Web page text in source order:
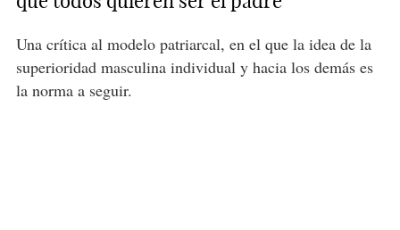
Una crítica al modelo patriarcal, en el que la idea de la
superioridad masculina individual y hacia los demás es
la norma a seguir.